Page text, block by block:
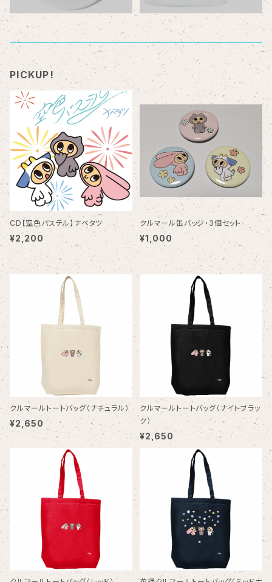
PICKUP!
CD【空色パステル】ナベタツ
¥2,200
クルマール缶バッジ・3個セット
¥1,000
クルマールトートバッグ（ナチュラル）
¥2,650
クルマールトートバッグ（ナイトブラッ
ク）
¥2,650